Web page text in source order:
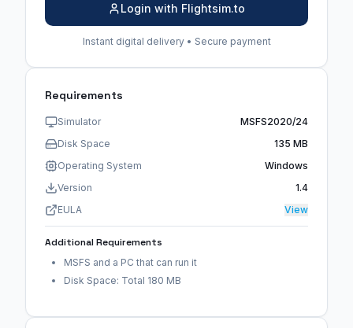
Login with Flightsim.to
Instant digital delivery • Secure payment
Requirements
Simulator
MSFS2020/24
Disk Space
135 MB
Operating System
Windows
Version
1.4
EULA
View
Additional Requirements
MSFS and a PC that can run it
Disk Space: Total 180 MB